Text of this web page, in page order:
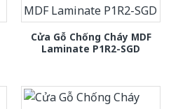
Cửa Gỗ Chống Cháy MDF
Laminate P1R2-SGD